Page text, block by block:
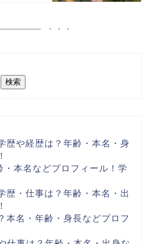
検索
歴や経歴は？年齢・本名・身
本名などプロフィール！学
歴・仕事は？年齢・本名・出
本名・年齢・身長などプロフ